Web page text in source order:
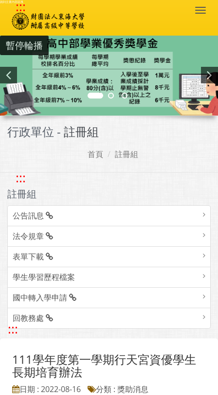
跳到主要內容區塊
:::
暫停輪播
行政單位 - 註冊組
首頁 註冊組
:::
註冊組
公告訊息
法令規章
表單下載
學生學習歷程檔案
國中轉入學申請
回教務處
:::
111學年度第一學期行天宮資優學生
長期培育辦法
日期 : 2022-08-16
分類 : 獎助消息